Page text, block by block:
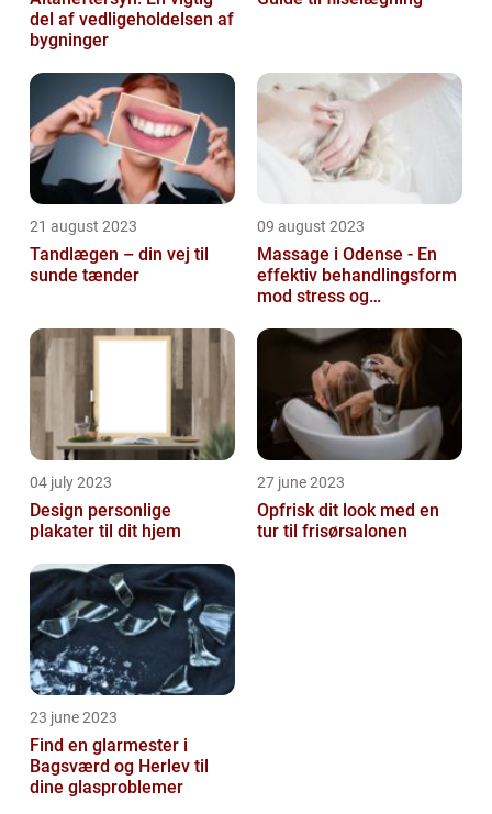
del af vedligeholdelsen af
bygninger
21 august 2023
Tandlægen – din vej til
sunde tænder
09 august 2023
Massage i Odense - En
effektiv behandlingsform
mod stress og
04 july 2023
Design personlige
plakater til dit hjem
27 june 2023
Opfrisk dit look med en
tur til frisørsalonen
23 june 2023
Find en glarmester i
Bagsværd og Herlev til
dine glasproblemer